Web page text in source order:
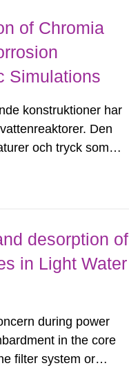
of Chromia
Simulations
konstruktioner har
Den
och tryck som
desorption of
in Light Water
during power
in the core
filter system or